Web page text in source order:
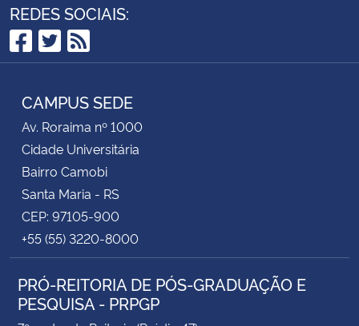
REDES SOCIAIS:
Facebook
Twitter
RSS
CAMPUS SEDE
Av. Roraima nº 1000
Cidade Universitária
Bairro Camobi
Santa Maria - RS
CEP: 97105-900
+55 (55) 3220-8000
PRÓ-REITORIA DE PÓS-GRADUAÇÃO E
PESQUISA - PRPGP